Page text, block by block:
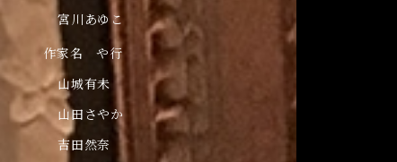
宮川あゆこ
作家名 や行
山城有未
山田さやか
吉田然奈